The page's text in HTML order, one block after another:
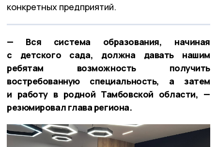
конкретных предприятий.
— Вся система образования, начиная
с детского сада, должна давать нашим
ребятам возможность получить
востребованную специальность, а затем
и работу в родной Тамбовской области, —
резюмировал глава региона.